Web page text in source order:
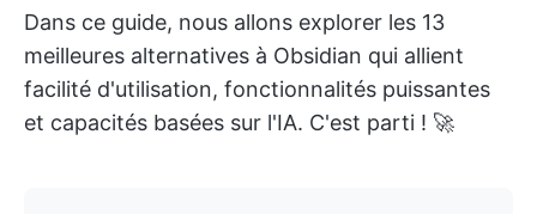
Dans ce guide, nous allons explorer les 13
meilleures alternatives à Obsidian qui allient
facilité d'utilisation, fonctionnalités puissantes
et capacités basées sur l'IA. C'est parti ! 🚀